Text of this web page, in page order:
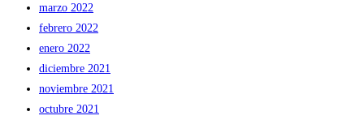
marzo 2022
febrero 2022
enero 2022
diciembre 2021
noviembre 2021
octubre 2021